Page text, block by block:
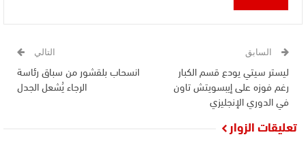
السابق
ليستر سيتي يودع قسم الكبار
رغم فوزه على إيبسويتش تاون
في الدوري الإنجليزي
التالي
انسحاب بلقشور من سباق رئاسة
الرجاء يُشعل الجدل
تعليقات الزوار